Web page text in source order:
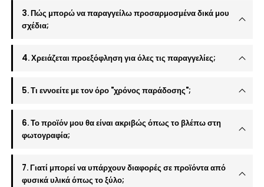
3. Πώς μπορώ να παραγγείλω προσαρμοσμένα δικά μου
σχέδια;
4. Χρειάζεται προεξόφληση για όλες τις παραγγελίες;
5. Τι εννοείτε με τον όρο "χρόνος παράδοσης";
6. Το προϊόν μου θα είναι ακριβώς όπως το βλέπω στη
φωτογραφία;
7. Γιατί μπορεί να υπάρχουν διαφορές σε προϊόντα από
φυσικά υλικά όπως το ξύλο;